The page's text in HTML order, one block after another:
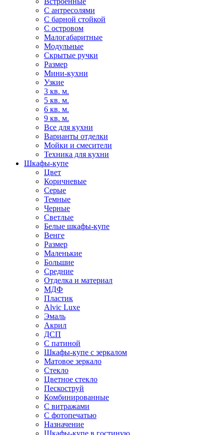
С антресолями
С барной стойкой
С островом
Малогабаритные
Модульные
Скрытые ручки
Размер
Мини-кухни
Узкие
3 кв. м.
5 кв. м.
6 кв. м.
9 кв. м.
Все для кухни
Варианты отделки
Мойки и смесители
Техника для кухни
Шкафы-купе
Цвет
Коричневые
Серые
Темные
Черные
Светлые
Белые шкафы-купе
Венге
Размер
Маленькие
Большие
Средние
Отделка и материал
МДФ
Пластик
Alvic Luxe
Эмаль
Акрил
ДСП
С патиной
Шкафы-купе с зеркалом
Матовое зеркало
Стекло
Цветное стекло
Пескоструй
Комбинированные
С витражами
С фотопечатью
Назначение
Шкафы-купе в гостиную